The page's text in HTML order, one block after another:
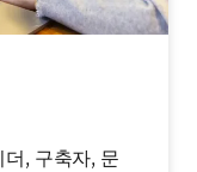
, 구축자, 문